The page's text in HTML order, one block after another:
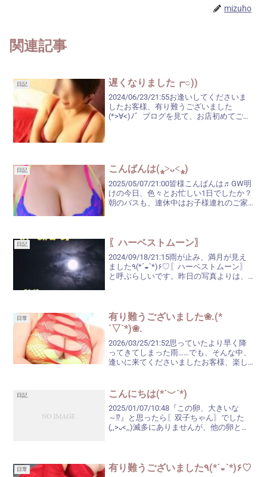
mizuho
関連記事
日記 遅くなりました┏○))
2024/06/23/21:55お逢いしてくださいま
したお客様、有り難うございました
(*>∀<)ﾉ゛ブログを見て、お店初めてご利
日記 こんばんは(⁎˃ᴗ˂⁎)
2025/05/07/21:00皆様こんばんは♬GW明
けの今日、色々とお忙しい1日でしたか？
朝のバスも、連休中はお子様連れのご家
ね...
日記 〖ハーベストムーン〗
2024/09/18/21:15雨が止み、満月が見え
ました٩(*´◒`*)۶♡〖ハーベストムーン〗
と呼ぶらしいです。昨日の写真よりは、
日常
有り難うございました❀.(*
´▽`*)❀.
2026/03/25/21:52思っていたより早く降
ってきてしまった雨……でも、そんな中、
逢いに来てくださいましたお客様、楽し
しまいましたね。また、ご都合が付きま...
日記 こんにちは(*´﹀`*)
2025/01/07/10:48『この卵、大きいな
～⁉』と思ったら〖双子ちゃん〗でした
(,,>᎑<,,)滅多にありませんが、他の卵と比
日常 有り難うございました٩(*´◒`*)۶♡